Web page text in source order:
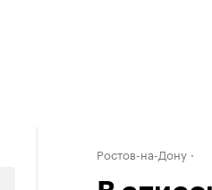
Ростов-на-Дону